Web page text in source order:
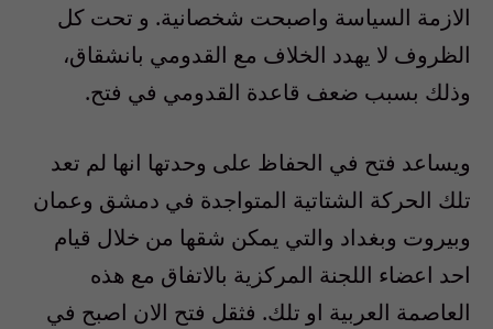
الازمة السياسة واصبحت شخصانية. و تحت كل
الظروف لا يهدد الخلاف مع القدومي بانشقاق،
وذلك بسبب ضعف قاعدة القدومي في فتح.
ويساعد فتح في الحفاظ على وحدتها انها لم تعد
تلك الحركة الشتاتية المتواجدة في دمشق وعمان
وبيروت وبغداد والتي يمكن شقها من خلال قيام
احد اعضاء اللجنة المركزية بالاتفاق مع هذه
العاصمة العربية او تلك. فثقل فتح الان اصبح في